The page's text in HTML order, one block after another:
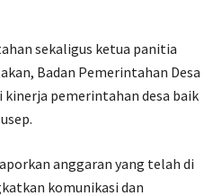
sekaligus ketua panitia
Badan Pemerintahan Desa
pemerintahan desa baik
anggaran yang telah di
komunikasi dan